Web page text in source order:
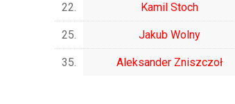
22. Kamil Stoch
25. Jakub Wolny
35. Aleksander Zniszczoł